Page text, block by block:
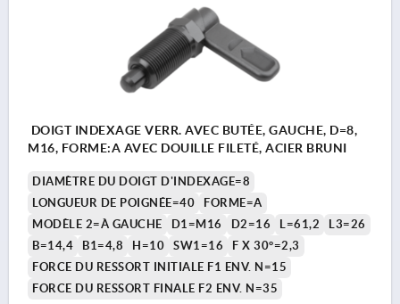
DOIGT INDEXAGE VERR. AVEC BUTÉE, GAUCHE, D=8,
M16, FORME:A AVEC DOUILLE FILETÉ, ACIER BRUNI
DIAMÈTRE DU DOIGT D'INDEXAGE=8
LONGUEUR DE POIGNÉE=40
FORME=A
MODÈLE 2=À GAUCHE
D1=M16 D2=16 L=61,2
L3=26
B=14,4
B1=4,8 H=10 SW1=16
F X 30°=2,3
FORCE DU RESSORT INITIALE F1 ENV. N=15
FORCE DU RESSORT FINALE F2 ENV. N=35